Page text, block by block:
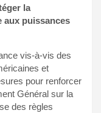
la
aux puissances
vis-à-vis des
et
pour renforcer
Général sur la
des règles